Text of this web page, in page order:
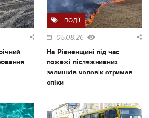
ПОДІЇ
05.08.26
На Рівненщині під час
пожежі післяжнивних
залишків чоловік отримав
опіки